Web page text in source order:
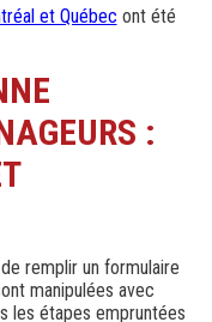
et Québec ont été
:
remplir un formulaire
manipulées avec
les étapes empruntées